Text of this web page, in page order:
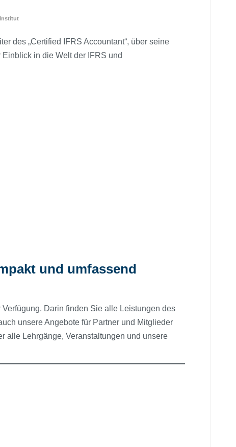
des „Certified IFRS Accountant“, über seine
in die Welt der IFRS und
und umfassend
Darin finden Sie alle Leistungen des
unsere Angebote für Partner und Mitglieder
alle Lehrgänge, Veranstaltungen und unsere